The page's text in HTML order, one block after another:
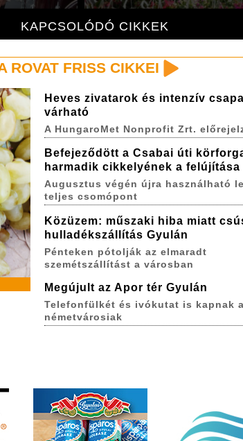
KAPCSOLÓDÓ CIKKEK
ROVAT FRISS CIKKEI
Heves zivatarok és intenzív
várható
A HungaroMet Nonprofit Zrt.
Befejeződött a Csabai úti
harmadik cikkelyének a felújítása
Augusztus végén újra használható
teljes csomópont
Közüzem: műszaki hiba miatt
hulladékszállítás Gyulán
Pénteken pótolják az elmaradt
szemétszállítást a városban
Megújult az Apor tér Gyulán
Telefonfülkét és ivókutat is kapnak a
németvárosiak